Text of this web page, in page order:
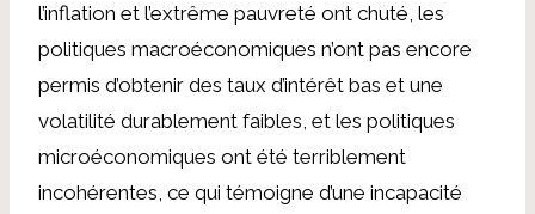
l’inflation et l’extrême pauvreté ont chuté, les
politiques macroéconomiques n’ont pas encore
permis d’obtenir des taux d’intérêt bas et une
volatilité durablement faibles, et les politiques
microéconomiques ont été terriblement
incohérentes, ce qui témoigne d’une incapacité